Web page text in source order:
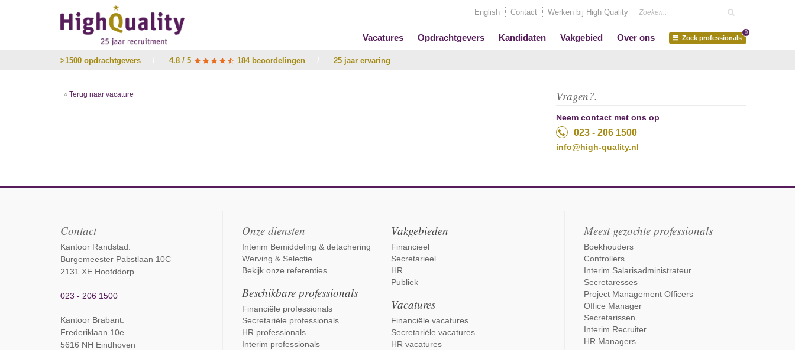
English Contact Werken bij High Quality
Vacatures Opdrachtgevers Kandidaten Vakgebied Over ons Zoek professionals
0
>1500 opdrachtgevers 4.8 / 5 184 beoordelingen 25 jaar ervaring
Terug naar vacature Vragen?.
Neem contact met ons op
023 - 206 1500
info@high-quality.nl
Contact
Kantoor Randstad:
Burgemeester Pabstlaan 10C
2131 XE Hoofddorp
023 - 206 1500
Kantoor Brabant:
Frederiklaan 10e
5616 NH Eindhoven
Onze diensten
Interim Bemiddeling & detachering
Werving & Selectie
Bekijk onze referenties
Beschikbare professionals
Financiële professionals
Secretariële professionals
HR professionals
Interim professionals
Vakgebieden
Financieel
Secretarieel
HR
Publiek
Vacatures
Financiële vacatures
Secretariële vacatures
HR vacatures
Meest gezochte professionals
Boekhouders
Controllers
Interim Salarisadministrateur
Secretaresses
Project Management Officers
Office Manager
Secretarissen
Interim Recruiter
HR Managers